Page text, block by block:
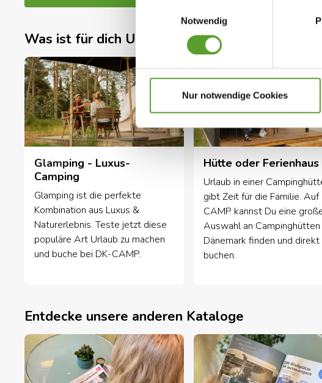
Einwilligungsauswahl
Notwendig
Nur notwendige Cookies
Was ist für dich Urlaub?
Glamping - Luxus-
Camping
Glamping ist die perfekte
Kombination aus Luxus &
Naturerlebnis. Teste jetzt diese
populäre Art Urlaub zu machen
und buche bei DK-CAMP.
Hütte oder Ferienhaus
Urlaub in einer
gibt Zeit für die Familie. Auf
CAMP kannst Du eine
Auswahl an Campinghütten
Dänemark finden und direkt
buchen.
Entdecke unsere anderen Kataloge